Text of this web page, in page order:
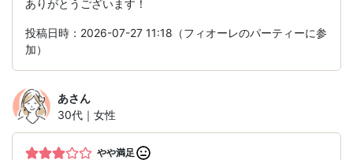
ありがとうございます！
投稿日時：2026-07-27 11:18（フィオーレのパーティーに参
加）
あさん
30代｜女性
やや満足